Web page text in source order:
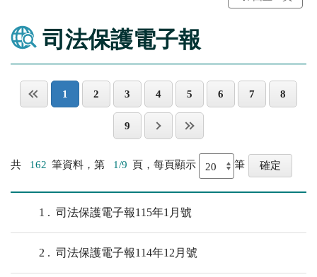
司法保護電子報
1 2 3 4 5 6 7 8
9
共 162 筆資料，第 1/9 頁，每頁顯示 筆
1 司法保護電子報115年1月號
2 司法保護電子報114年12月號